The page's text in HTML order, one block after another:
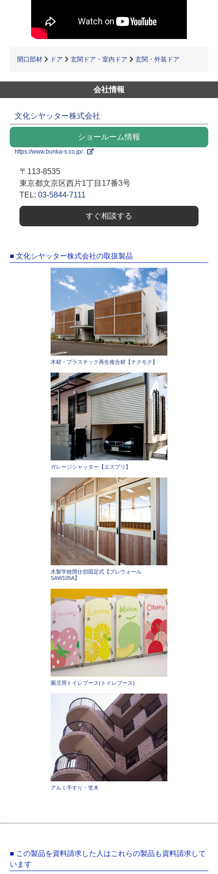
開口部材 ドア 玄関ドア・室内ドア 玄関・外装ドア
会社情報
文化シヤッター株式会社
ショールーム情報
https://www.bunka-s.co.jp/
〒113-8535
東京都文京区西片1丁目17番3号
TEL: 03-5844-7111
すぐ相談する
■ 文化シヤッター株式会社の取扱製品
木材・プラスチック再生複合材【テクモク】
ガレージシャッター【エスプリ】
木製学校間仕切固定式【プレウォール
SAW105A】
園児用トイレブース(トイレブース)
アルミ手すり・笠木
■ この製品を資料請求した人はこれらの製品も資料請求して
います